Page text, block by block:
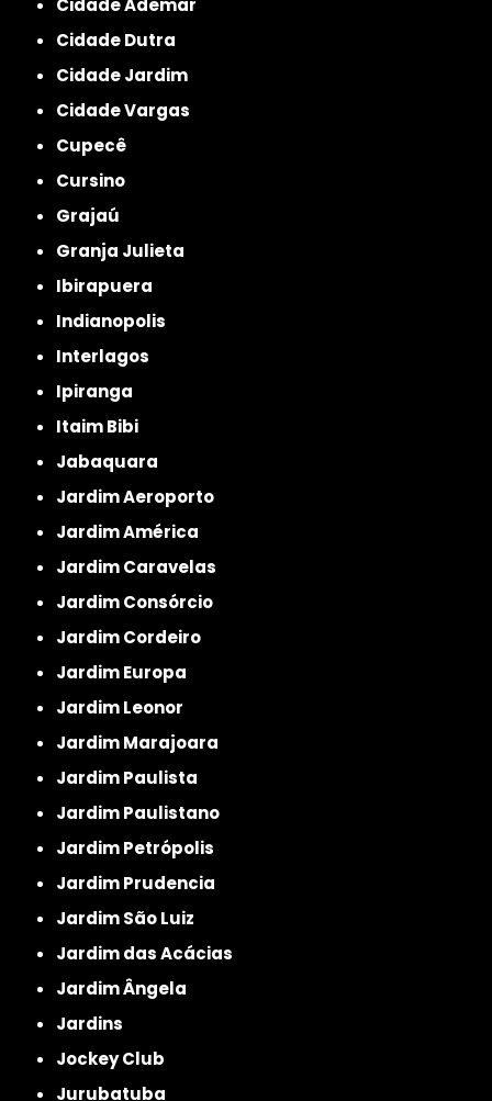
Cidade Ademar
Cidade Dutra
Cidade Jardim
Cidade Vargas
Cupecê
Cursino
Grajaú
Granja Julieta
Ibirapuera
Indianopolis
Interlagos
Ipiranga
Itaim Bibi
Jabaquara
Jardim Aeroporto
Jardim América
Jardim Caravelas
Jardim Consórcio
Jardim Cordeiro
Jardim Europa
Jardim Leonor
Jardim Marajoara
Jardim Paulista
Jardim Paulistano
Jardim Petrópolis
Jardim Prudencia
Jardim São Luiz
Jardim das Acácias
Jardim Ângela
Jardins
Jockey Club
Jurubatuba